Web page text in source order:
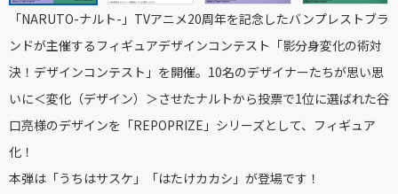
「NARUTO-ナルト-」TVアニメ20周年を記念したバンプレストブラ
ンドが主催するフィギュアデザインコンテスト「影分身変化の術対
決！デザインコンテスト」を開催。10名のデザイナーたちが思い思
いに＜変化（デザイン）＞させたナルトから投票で1位に選ばれた谷
口亮様のデザインを「REPOPRIZE」シリーズとして、フィギュア
化！
本弾は「うちはサスケ」「はたけカカシ」が登場です！